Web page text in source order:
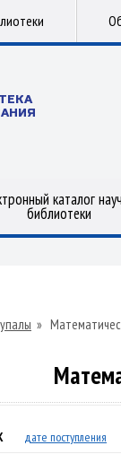
каталог
библиотеки
»
дате поступления